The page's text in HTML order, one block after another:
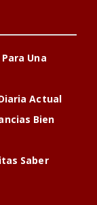
Una
Actual
Bien
Saber